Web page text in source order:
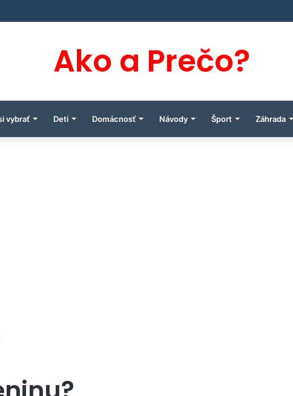
Ako a Prečo?
vybrať Deti Domácnosť Návody Šport Záhrada